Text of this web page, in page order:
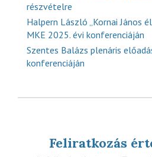
részvételre
Halpern László „Kornai János
MKE 2025. évi konferenciáján
Szentes Balázs plenáris
konferenciáján
Feliratkozás